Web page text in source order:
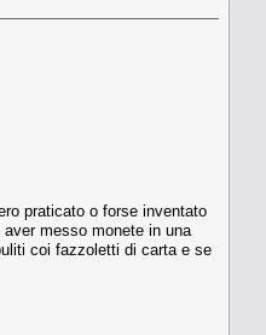
praticato o forse inventato
messo monete in una
coi fazzoletti di carta e se